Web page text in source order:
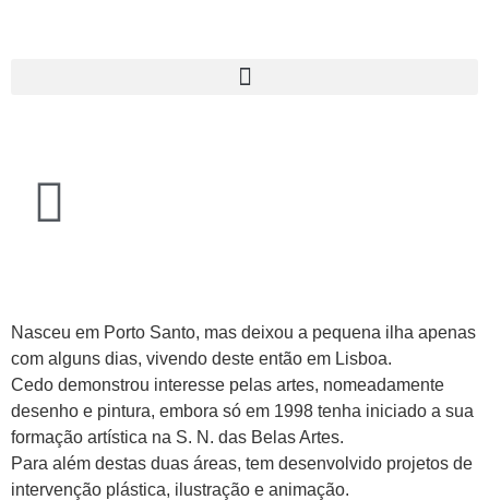
Nasceu em Porto Santo, mas deixou a pequena ilha apenas
com alguns dias, vivendo deste então em Lisboa.
Cedo demonstrou interesse pelas artes, nomeadamente
desenho e pintura, embora só em 1998 tenha iniciado a sua
formação artística na S. N. das Belas Artes.
Para além destas duas áreas, tem desenvolvido projetos de
intervenção plástica, ilustração e animação.